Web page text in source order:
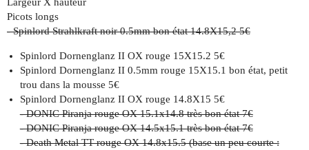
Picots longs
- Spinlord Strahlkraft noir 0.5mm bon état 14.8X15,2 5€
Spinlord Dornenglanz II OX rouge 15X15.2 5€
Spinlord Dornenglanz II 0.5mm rouge 15X15.1 bon état, petit
trou dans la mousse 5€
Spinlord Dornenglanz II OX rouge 14.8X15 5€
- DONIC Piranja rouge OX 15.1x14.8 très bon état 7€
- DONIC Piranja rouge OX 14.5x15.1 très bon état 7€
- Death Metal TT rouge OX 14.8x15.5 (base un peu courte :